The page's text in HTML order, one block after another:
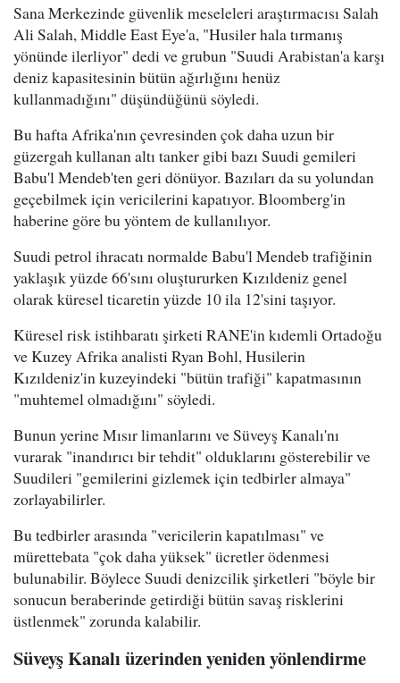
Sana Merkezinde güvenlik meseleleri araştırmacısı Salah
Ali Salah, Middle East Eye'a, "Husiler hala tırmanış
yönünde ilerliyor" dedi ve grubun "Suudi Arabistan'a karşı
deniz kapasitesinin bütün ağırlığını henüz
kullanmadığını" düşündüğünü söyledi.
Bu hafta Afrika'nın çevresinden çok daha uzun bir
güzergah kullanan altı tanker gibi bazı Suudi gemileri
Babu'l Mendeb'ten geri dönüyor. Bazıları da su yolundan
geçebilmek için vericilerini kapatıyor. Bloomberg'in
haberine göre bu yöntem de kullanılıyor.
Suudi petrol ihracatı normalde Babu'l Mendeb trafiğinin
yaklaşık yüzde 66'sını oluştururken Kızıldeniz genel
olarak küresel ticaretin yüzde 10 ila 12'sini taşıyor.
Küresel risk istihbaratı şirketi RANE'in kıdemli Ortadoğu
ve Kuzey Afrika analisti Ryan Bohl, Husilerin
Kızıldeniz'in kuzeyindeki "bütün trafiği" kapatmasının
"muhtemel olmadığını" söyledi.
Bunun yerine Mısır limanlarını ve Süveyş Kanalı'nı
vurarak "inandırıcı bir tehdit" olduklarını gösterebilir ve
Suudileri "gemilerini gizlemek için tedbirler almaya"
zorlayabilirler.
Bu tedbirler arasında "vericilerin kapatılması" ve
mürettebata "çok daha yüksek" ücretler ödenmesi
bulunabilir. Böylece Suudi denizcilik şirketleri "böyle bir
sonucun beraberinde getirdiği bütün savaş risklerini
üstlenmek" zorunda kalabilir.
Süveyş Kanalı üzerinden yeniden yönlendirme